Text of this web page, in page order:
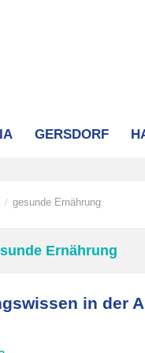
GERSDORF
/ gesunde Ernährung
Ernährung
in der